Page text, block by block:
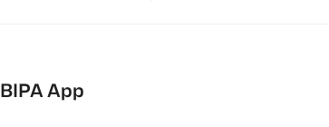
BIPA App